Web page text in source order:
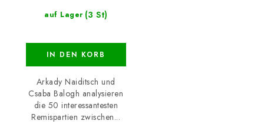
auf Lager (3 St)
IN DEN KORB
Arkady Naiditsch und
Csaba Balogh analysieren
die 50 interessantesten
Remispartien zwischen...